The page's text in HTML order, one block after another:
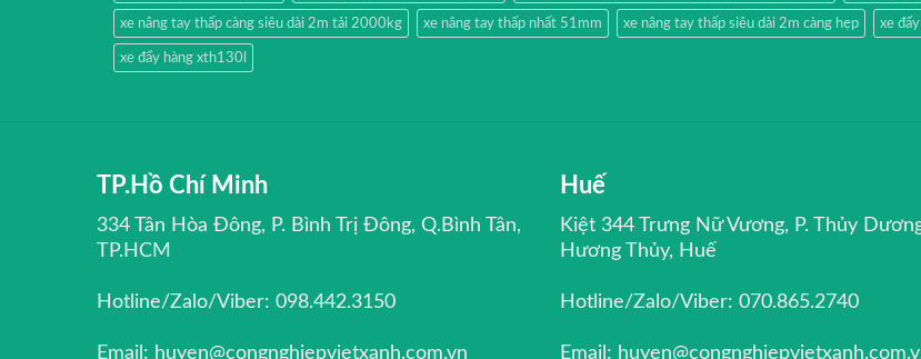
xe nâng tay thấp càng siêu dài 2m tải 2000kg xe nâng tay thấp nhất 51mm xe nâng tay thấp siêu dài 2m càng hẹp xe
xe đẩy hàng xth130l
TP.Hồ Chí Minh
334 Tân Hòa Đông, P. Bình Trị Đông, Q.Bình Tân,
TP.HCM
Hotline/Zalo/Viber: 098.442.3150
Email: huyen@congnghiepvietxanh.com.vn
Huế
Kiệt 344 Trưng Nữ Vương, P. Thủy
Hương Thủy, Huế
Hotline/Zalo/Viber: 070.865.2740
Email: